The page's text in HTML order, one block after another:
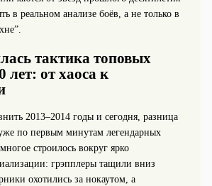
в реальном анализе боёв, а не только в
тактика топовых
лет: от хаоса к
2013–2014 годы и сегодня, разница
уже по первым минутам легендарных
строилось вокруг ярко
грэпплеры тащили вниз
охотились за нокаутом, а